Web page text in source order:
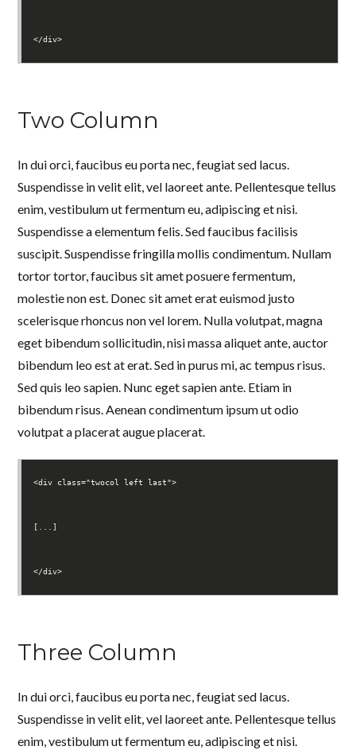
</div>
Two Column
In dui orci, faucibus eu porta nec, feugiat sed lacus.
Suspendisse in velit elit, vel laoreet ante. Pellentesque tellus
enim, vestibulum ut fermentum eu, adipiscing et nisi.
Suspendisse a elementum felis. Sed faucibus facilisis
suscipit. Suspendisse fringilla mollis condimentum. Nullam
tortor tortor, faucibus sit amet posuere fermentum,
molestie non est. Donec sit amet erat euismod justo
scelerisque rhoncus non vel lorem. Nulla volutpat, magna
eget bibendum sollicitudin, nisi massa aliquet ante, auctor
bibendum leo est at erat. Sed in purus mi, ac tempus risus.
Sed quis leo sapien. Nunc eget sapien ante. Etiam in
bibendum risus. Aenean condimentum ipsum ut odio
volutpat a placerat augue placerat.
<div class="twocol left last">
[...]
</div>
Three Column
In dui orci, faucibus eu porta nec, feugiat sed lacus.
Suspendisse in velit elit, vel laoreet ante. Pellentesque tellus
enim, vestibulum ut fermentum eu, adipiscing et nisi.